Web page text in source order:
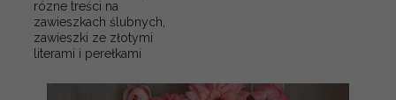
rózne treści na
zawieszkach ślubnych,
zawieszki ze złotymi
literami i perełkami